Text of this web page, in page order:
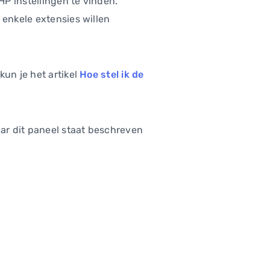
extensies willen
je het artikel Hoe stel ik de
dit paneel staat beschreven